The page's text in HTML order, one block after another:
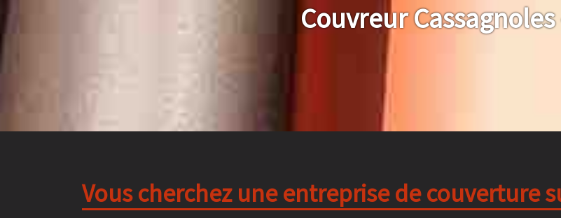
Couvreur Cassagnoles
Vous cherchez une entreprise de couverture